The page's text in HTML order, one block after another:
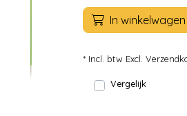
In winkelwagen
* Incl. btw Excl.
Vergelijk